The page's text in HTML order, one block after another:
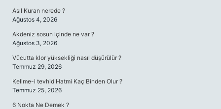
Asıl Kuran nerede ?
Ağustos 4, 2026
Akdeniz sosun içinde ne var ?
Ağustos 3, 2026
Vücutta klor yüksekliği nasıl düşürülür ?
Temmuz 29, 2026
Kelime-i tevhid Hatmi Kaç Binden Olur ?
Temmuz 25, 2026
6 Nokta Ne Demek ?